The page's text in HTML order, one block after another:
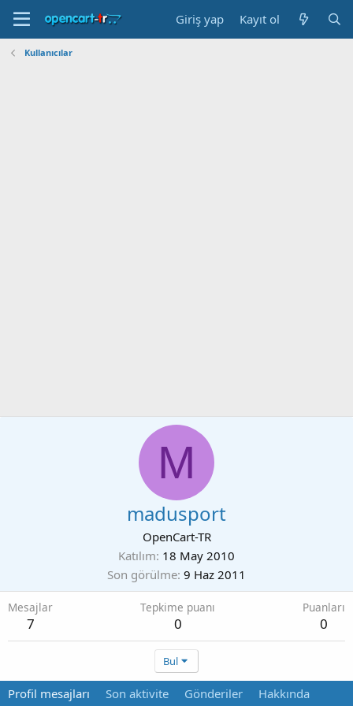
Giriş yap Kayıt ol
Kullanıcılar
M
madusport
OpenCart-TR
Katılım 18 May 2010
Son görülme 9 Haz 2011
Mesajlar
7
Tepkime puanı
0
Puanları
0
Bul
Profil mesajları Son aktivite Gönderiler Hakkında